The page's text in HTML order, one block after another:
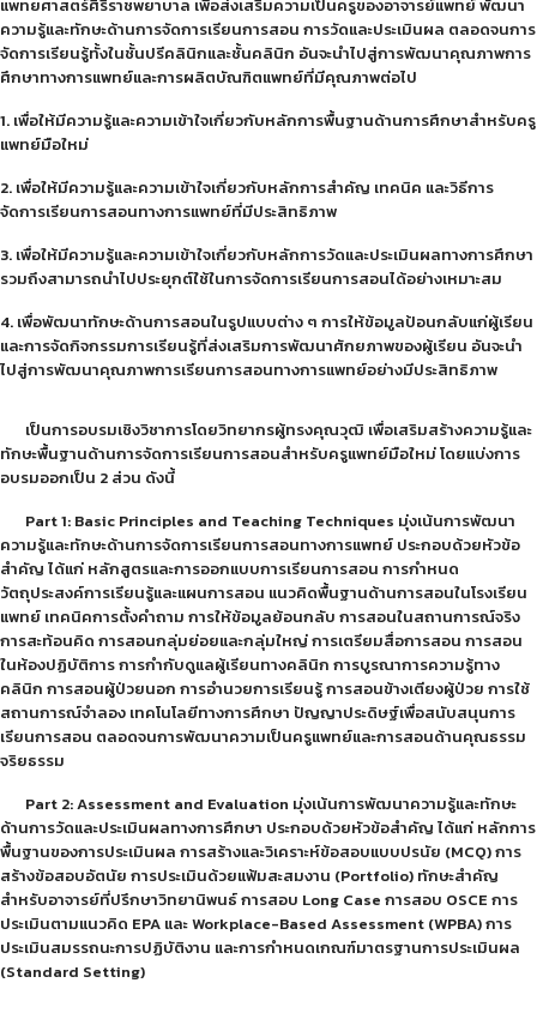
แพทยศาสตร์ศิริราชพยาบาล เพื่อส่งเสริมความเป็นครูของอาจารย์แพทย์ พัฒนา
ความรู้และทักษะด้านการจัดการเรียนการสอน การวัดและประเมินผล ตลอดจนการ
จัดการเรียนรู้ทั้งในชั้นปรีคลินิกและชั้นคลินิก อันจะนำไปสู่การพัฒนาคุณภาพการ
ศึกษาทางการแพทย์และการผลิตบัณฑิตแพทย์ที่มีคุณภาพต่อไป
1. เพื่อให้มีความรู้และความเข้าใจเกี่ยวกับหลักการพื้นฐานด้านการศึกษาสำหรับครู
แพทย์มือใหม่
2. เพื่อให้มีความรู้และความเข้าใจเกี่ยวกับหลักการสำคัญ เทคนิค และวิธีการ
จัดการเรียนการสอนทางการแพทย์ที่มีประสิทธิภาพ
3. เพื่อให้มีความรู้และความเข้าใจเกี่ยวกับหลักการวัดและประเมินผลทางการศึกษา
รวมถึงสามารถนำไปประยุกต์ใช้ในการจัดการเรียนการสอนได้อย่างเหมาะสม
4. เพื่อพัฒนาทักษะด้านการสอนในรูปแบบต่าง ๆ การให้ข้อมูลป้อนกลับแก่ผู้เรียน
และการจัดกิจกรรมการเรียนรู้ที่ส่งเสริมการพัฒนาศักยภาพของผู้เรียน อันจะนำ
ไปสู่การพัฒนาคุณภาพการเรียนการสอนทางการแพทย์อย่างมีประสิทธิภาพ
เป็นการอบรมเชิงวิชาการโดยวิทยากรผู้ทรงคุณวุฒิ เพื่อเสริมสร้างความรู้และ
ทักษะพื้นฐานด้านการจัดการเรียนการสอนสำหรับครูแพทย์มือใหม่ โดยแบ่งการ
อบรมออกเป็น 2 ส่วน ดังนี้
Part 1: Basic Principles and Teaching Techniques มุ่งเน้นการพัฒนา
ความรู้และทักษะด้านการจัดการเรียนการสอนทางการแพทย์ ประกอบด้วยหัวข้อ
สำคัญ ได้แก่ หลักสูตรและการออกแบบการเรียนการสอน การกำหนด
วัตถุประสงค์การเรียนรู้และแผนการสอน แนวคิดพื้นฐานด้านการสอนในโรงเรียน
แพทย์ เทคนิคการตั้งคำถาม การให้ข้อมูลย้อนกลับ การสอนในสถานการณ์จริง
การสะท้อนคิด การสอนกลุ่มย่อยและกลุ่มใหญ่ การเตรียมสื่อการสอน การสอน
ในห้องปฏิบัติการ การกำกับดูแลผู้เรียนทางคลินิก การบูรณาการความรู้ทาง
คลินิก การสอนผู้ป่วยนอก การอำนวยการเรียนรู้ การสอนข้างเตียงผู้ป่วย การใช้
สถานการณ์จำลอง เทคโนโลยีทางการศึกษา ปัญญาประดิษฐ์เพื่อสนับสนุนการ
เรียนการสอน ตลอดจนการพัฒนาความเป็นครูแพทย์และการสอนด้านคุณธรรม
จริยธรรม
Part 2: Assessment and Evaluation มุ่งเน้นการพัฒนาความรู้และทักษะ
ด้านการวัดและประเมินผลทางการศึกษา ประกอบด้วยหัวข้อสำคัญ ได้แก่ หลักการ
พื้นฐานของการประเมินผล การสร้างและวิเคราะห์ข้อสอบแบบปรนัย (MCQ) การ
สร้างข้อสอบอัตนัย การประเมินด้วยแฟ้มสะสมงาน (Portfolio) ทักษะสำคัญ
สำหรับอาจารย์ที่ปรึกษาวิทยานิพนธ์ การสอบ Long Case การสอบ OSCE การ
ประเมินตามแนวคิด EPA และ Workplace-Based Assessment (WPBA) การ
ประเมินสมรรถนะการปฏิบัติงาน และการกำหนดเกณฑ์มาตรฐานการประเมินผล
(Standard Setting)